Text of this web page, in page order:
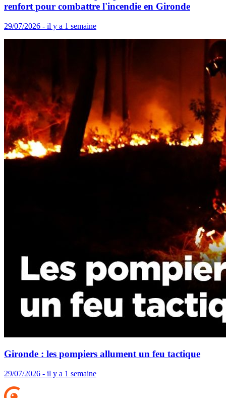
renfort pour combattre l'incendie en Gironde
29/07/2026 - il y a 1 semaine
Gironde : les pompiers allument un feu tactique
29/07/2026 - il y a 1 semaine